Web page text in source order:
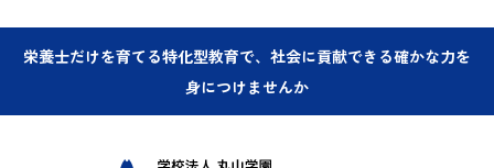
栄養士だけを育てる特化型教育で、社会に貢献できる確かな力を
身につけませんか